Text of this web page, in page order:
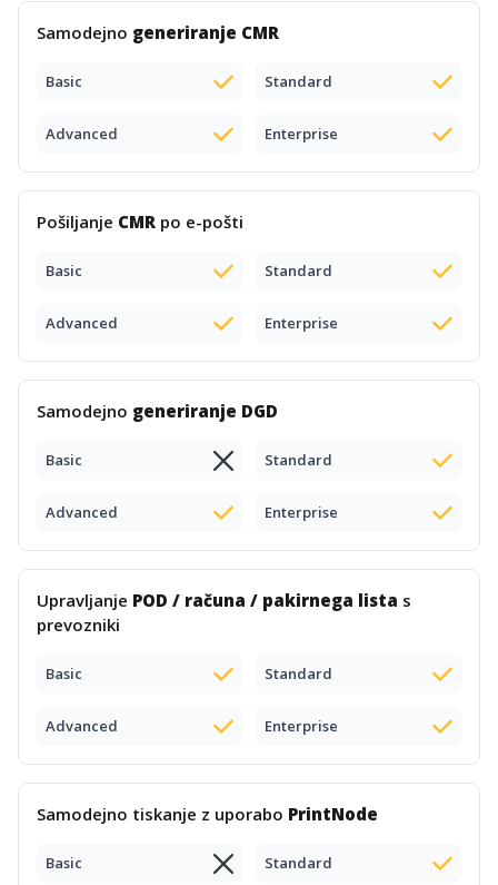
Samodejno generiranje CMR
Basic Standard
Advanced Enterprise
Pošiljanje CMR po e-pošti
Basic Standard
Advanced Enterprise
Samodejno generiranje DGD
Basic Standard
Advanced Enterprise
Upravljanje POD / računa / pakirnega lista s
prevozniki
Basic Standard
Advanced Enterprise
Samodejno tiskanje z uporabo PrintNode
Basic Standard